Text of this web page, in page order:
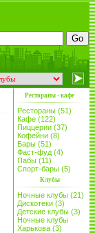
Рестораны - кафе
Рестораны (51)
Кафе (122)
Пиццерии (37)
Кофейни (8)
Бары (51)
Фаст-фуд (4)
Пабы (11)
Спорт-бары (5)
Клубы
Ночные клубы (21)
Дискотеки (3)
Детские клубы (3)
Ночные клубы
Харькова (3)